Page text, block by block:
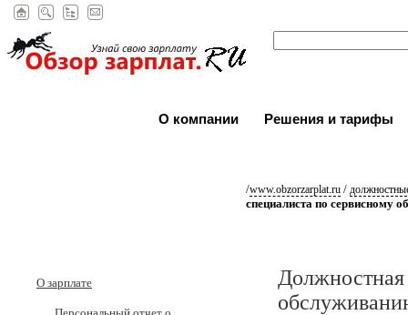
О компании Решения и тарифы
/www.obzorzarplat.ru /
специалиста по сервисному
О зарплате
Должностная